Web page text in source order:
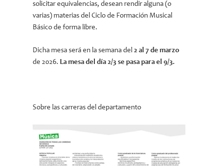
solicitar equivalencias, desean rendir alguna (o
varias) materias del Ciclo de Formación Musical
Básico de forma libre.
Dicha mesa será en la semana del2 al 7 de marzo
de 2026. La mesa del día 2/3 se pasa para el 9/3.
Sobre las carreras del departamento